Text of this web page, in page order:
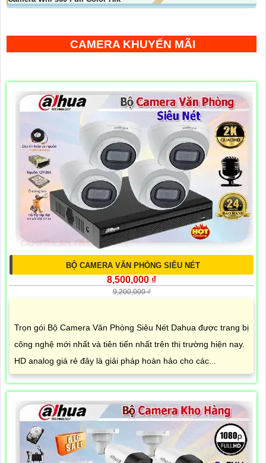
CAMERA KHUYẾN MÃI
BỘ CAMERA VĂN PHÒNG SIÊU NÉT
8,500,000 ₫
9,200,000 ₫
Trọn gói Bộ Camera Văn Phòng Siêu Nét Dahua được trang bị
công nghệ mới nhất và tiên tiến nhất trên thị trường hiện nay.
HD analog giá rẻ đây là giải pháp hoàn hảo cho các...